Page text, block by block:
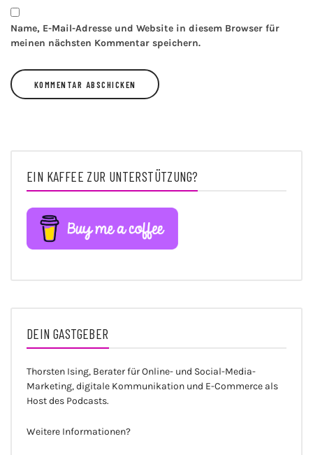
Name, E-Mail-Adresse und Website in diesem Browser für
meinen nächsten Kommentar speichern.
EIN KAFFEE ZUR UNTERSTÜTZUNG?
DEIN GASTGEBER
Thorsten Ising, Berater für Online- und Social-Media-
Marketing, digitale Kommunikation und E-Commerce als
Host des Podcasts.
Weitere Informationen?